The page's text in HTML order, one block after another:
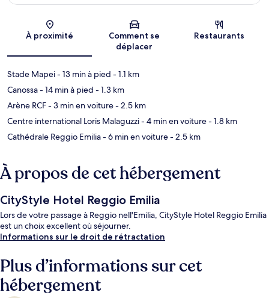
Carte
À proximité
Comment se
déplacer
Restaurants
Stade Mapei- 13 min à pied - 1.1 km
Canossa- 14 min à pied - 1.3 km
Arène RCF- 3 min en voiture- 2.5 km
Centre international Loris Malaguzzi- 4 min en voiture- 1.8 km
Cathédrale Reggio Emilia- 6 min en voiture- 2.5 km
À propos de cet hébergement
CityStyle Hotel Reggio Emilia
Lors de votre passage à Reggio nell'Emilia, CityStyle Hotel Reggio Emilia
est un choix excellent où séjourner.
Informations sur le droit de rétractation
Plus d’informations sur cet
hébergement